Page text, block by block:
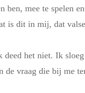
mee te spelen
is dit in mij, dat
het niet. Ik
vraag die bij me